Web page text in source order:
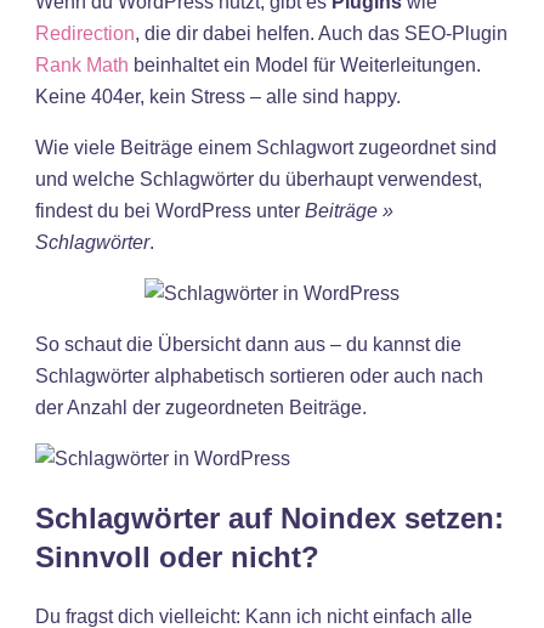
Redirection, die dir dabei helfen. Auch das SEO-Plugin
Rank Math beinhaltet ein Model für Weiterleitungen.
Keine 404er, kein Stress – alle sind happy.
Wie viele Beiträge einem Schlagwort zugeordnet sind
und welche Schlagwörter du überhaupt verwendest,
findest du bei WordPress unter Beiträge »
Schlagwörter.
So schaut die Übersicht dann aus – du kannst die
Schlagwörter alphabetisch sortieren oder auch nach
der Anzahl der zugeordneten Beiträge.
Schlagwörter auf Noindex setzen:
Sinnvoll oder nicht?
Du fragst dich vielleicht: Kann ich nicht einfach alle